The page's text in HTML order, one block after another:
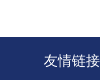
友情链接